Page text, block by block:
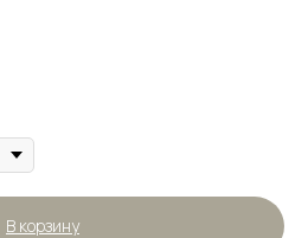
В корзину